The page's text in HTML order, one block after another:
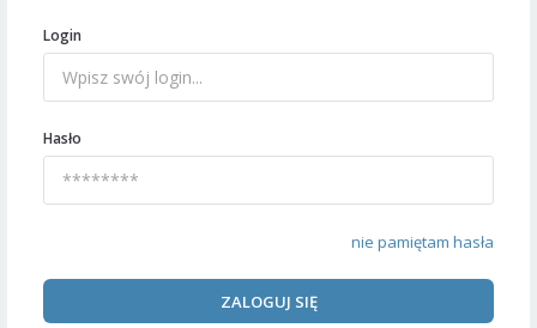
Login
Hasło
nie pamiętam hasła
ZALOGUJ SIĘ